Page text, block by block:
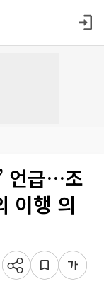
언급…조
이행 의